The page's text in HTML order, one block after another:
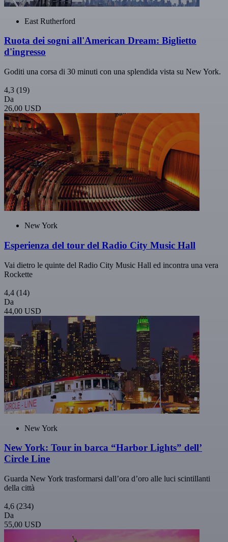
East Rutherford
Ruota dei sogni all'American Dream: Biglietto
d'ingresso
Goditi una corsa di 30 minuti con una splendida vista su New York.
4,3 (19)
Da
26,00 USD
New York
Esperienza del tour del Radio City Music Hall
Vai dietro le quinte del Radio City Music Hall ed incontra una vera
Rockette
4,4 (14)
Da
44,00 USD
New York
New York: Tour in barca “Harbor Lights” dell’
Circle Line
Guarda New York trasformarsi dall’ora d’oro alle luci scintillanti
della città
4,6 (234)
Da
55,00 USD